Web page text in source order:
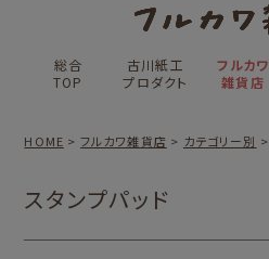
総合
TOP
古川紙工
プロダクト
フルカワ
雑貨店
HOME フルカワ雑貨店 カテゴリー別
スタンプパッド